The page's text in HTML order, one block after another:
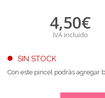
4,50€
IVA incluido
SIN STOCK
Con este pincel podrás agregar